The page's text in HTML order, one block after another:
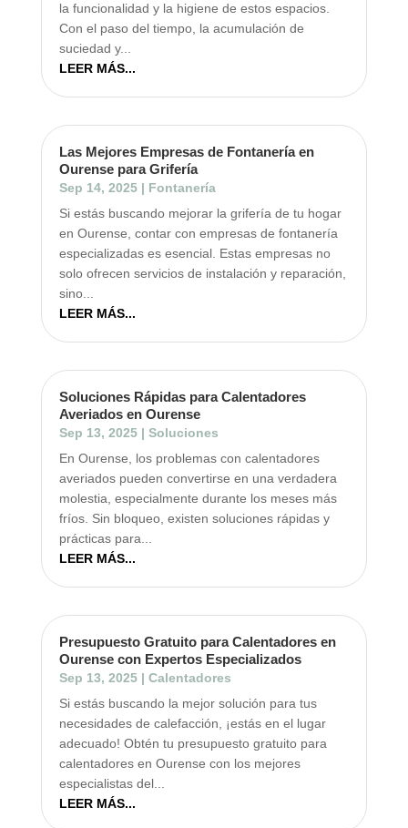
la funcionalidad y la higiene de estos espacios.
Con el paso del tiempo, la acumulación de
suciedad y...
LEER MÁS...
Las Mejores Empresas de Fontanería en
Ourense para Grifería
Sep 14, 2025| Fontanería
Si estás buscando mejorar la grifería de tu hogar
en Ourense, contar con empresas de fontanería
especializadas es esencial. Estas empresas no
solo ofrecen servicios de instalación y reparación,
sino...
LEER MÁS...
Soluciones Rápidas para Calentadores
Averiados en Ourense
Sep 13, 2025| Soluciones
En Ourense, los problemas con calentadores
averiados pueden convertirse en una verdadera
molestia, especialmente durante los meses más
fríos. Sin bloqueo, existen soluciones rápidas y
prácticas para...
LEER MÁS...
Presupuesto Gratuito para Calentadores en
Ourense con Expertos Especializados
Sep 13, 2025| Calentadores
Si estás buscando la mejor solución para tus
necesidades de calefacción, ¡estás en el lugar
adecuado! Obtén tu presupuesto gratuito para
calentadores en Ourense con los mejores
especialistas del...
LEER MÁS...